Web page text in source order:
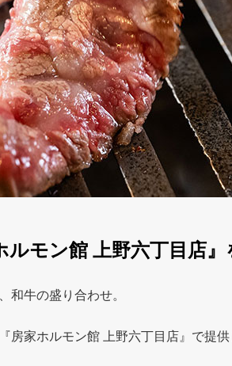
モン館 上野六丁目店』
和牛の盛り合わせ。
房家ホルモン館 上野六丁目店』で提